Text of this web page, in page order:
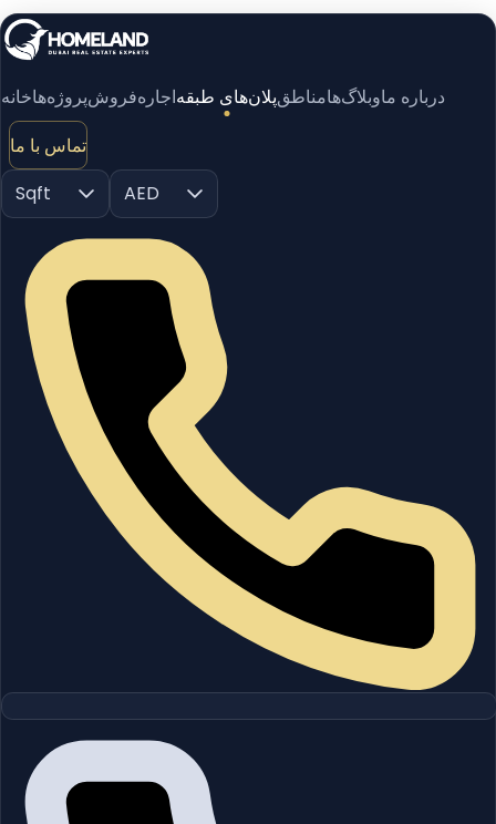
خانهپروژه‌هافروشاجارهپلان‌های طبقهمناطقوبلاگ‌هادرباره ما
تماس با ما
Sqft
AED